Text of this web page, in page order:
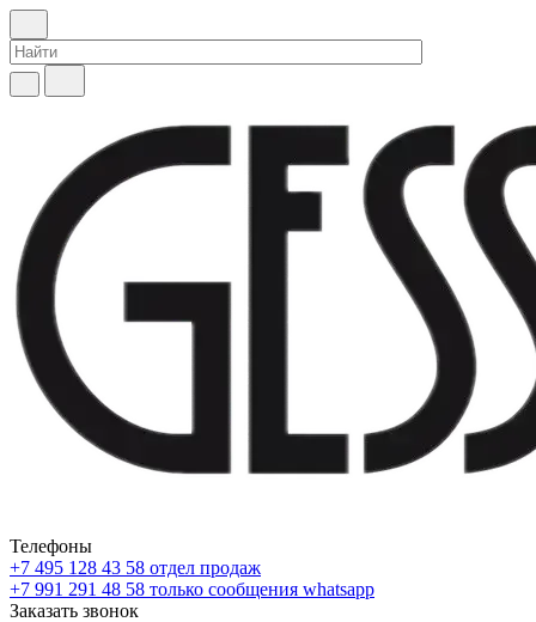
Телефоны
+7 495 128 43 58 отдел продаж
+7 991 291 48 58 только сообщения whatsapp
Заказать звонок